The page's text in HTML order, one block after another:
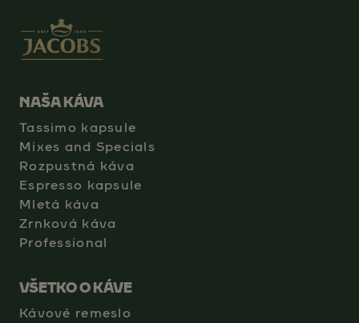
NAŠA KÁVA
Tassimo kapsule
Mixes and Specials
Rozpustná káva
Espresso kapsule
Mletá káva
Zrnková káva
Professional
VŠETKO O KÁVE
Kávové remeslo